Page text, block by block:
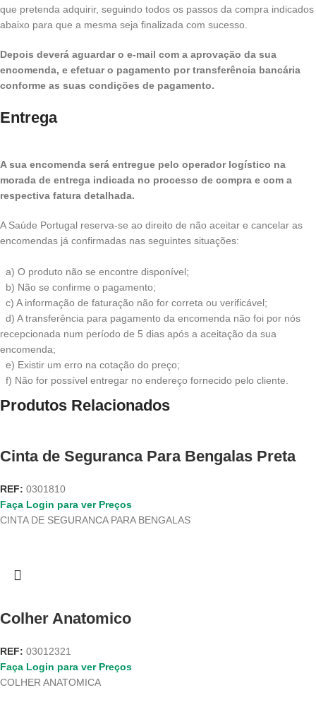
que pretenda adquirir, seguindo todos os passos da compra indicados
abaixo para que a mesma seja finalizada com sucesso.
Depois deverá aguardar o e-mail com a aprovação da sua
encomenda, e efetuar o pagamento por transferência bancária
conforme as suas condições de pagamento.
Entrega
A sua encomenda será entregue pelo operador logístico na
morada de entrega indicada no processo de compra e com a
respectiva fatura detalhada.
A Saúde Portugal reserva-se ao direito de não aceitar e cancelar as
encomendas já confirmadas nas seguintes situações:
a) O produto não se encontre disponível;
b) Não se confirme o pagamento;
c) A informação de faturação não for correta ou verificável;
d) A transferência para pagamento da encomenda não foi por nós
recepcionada num período de 5 dias após a aceitação da sua
encomenda;
e) Existir um erro na cotação do preço;
f) Não for possível entregar no endereço fornecido pelo cliente.
Produtos Relacionados
Cinta de Seguranca Para Bengalas Preta
REF: 0301810
Faça Login para ver Preços
CINTA DE SEGURANCA PARA BENGALAS
Colher Anatomico
REF: 03012321
Faça Login para ver Preços
COLHER ANATOMICA